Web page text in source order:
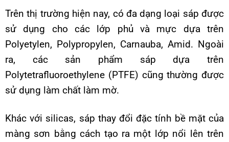
Trên thị trường hiện nay, có đa dạng loại sáp được
sử dụng cho các lớp phủ và mực dựa trên
Polyetylen, Polypropylen, Carnauba, Amid. Ngoài
ra, các sản phẩm sáp dựa trên
Polytetrafluoroethylene (PTFE) cũng thường được
sử dụng làm chất làm mờ.
Khác với silicas, sáp thay đổi đặc tính bề mặt của
màng sơn bằng cách tạo ra một lớp nổi lên trên